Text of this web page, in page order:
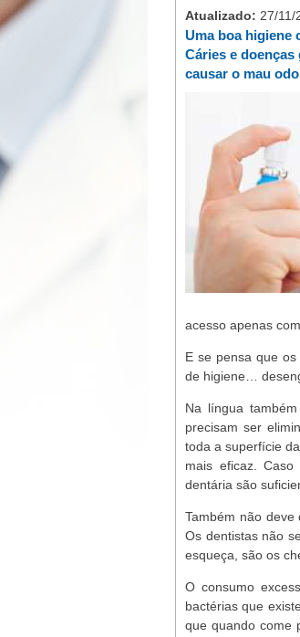
Atualizado: 27/11/
Uma boa higiene
Cáries e
causar o mau
acesso apenas
E se pensa que
de higiene…
Na língua
precisam ser
toda a superfície
mais eficaz.
dentária são
Também não deve
Os dentistas não
esqueça, são os
O consumo
bactérias que
que quando come